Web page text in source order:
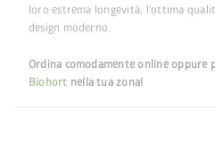
loro estrema longevità, l'ottima
design moderno.
Ordina comodamente online oppure
Biohort nella tua zona!